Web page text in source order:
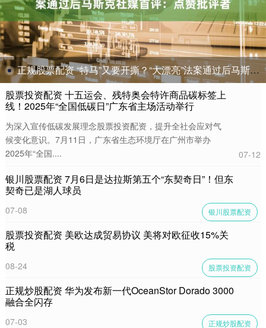
正规股票配资 “特马”又要开撕？“大漂亮”法案通过后马斯克社媒首评：点赞批评者
股票投资配资 十五运会、残特奥会特许商品碳标签上
线！2025年“全国低碳日”广东省主场活动举行
为深入宣传低碳发展理念股票投资配资，提升全社会应对气
候变化意识。7月11日，广东省生态环境厅在广州市举办
2025年“全国....
07-12
银川股票配资 7月6日是达拉斯第五个“东契奇日”！但东
契奇已是湖人球员
银川股票配资
07-08
股票投资配资 美欧达成贸易协议 美将对欧征收15%关
税
股票投资配资
08-24
正规炒股配资 华为发布新一代OceanStor Dorado 3000
融合全闪存
正规炒股配资
07-03